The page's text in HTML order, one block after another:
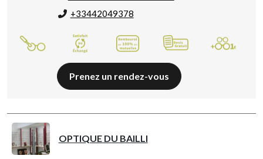
+33442049378
Prenez un rendez-vous
OPTIQUE DU BAILLI